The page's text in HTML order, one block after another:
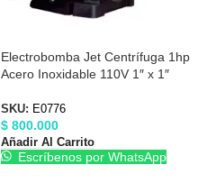
Electrobomba Jet Centrífuga 1hp
Acero Inoxidable 110V 1″ x 1″
SKU: E0776
$ 800.000
Añadir Al Carrito
Escríbenos por WhatsApp